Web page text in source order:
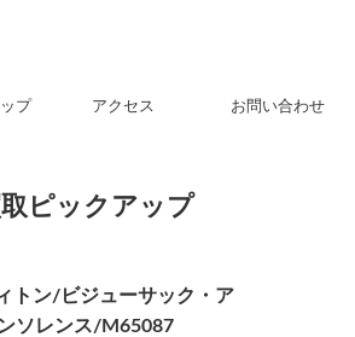
プ アクセス お問い合わせ
ピックアップ
トン/ビジューサック・ア
ンソレンス/M65087